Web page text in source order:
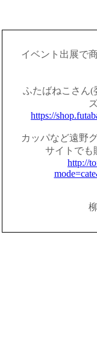
イベント出展で
ふたばねこさん(
https://
カッパなど遠野
サイトでも
http://